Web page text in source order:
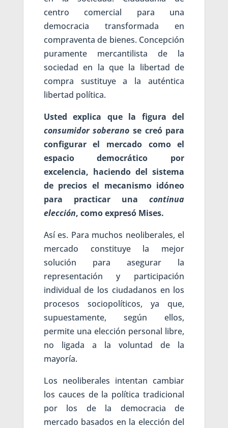
centro comercial para una
democracia transformada en
compraventa de bienes. Concepción
puramente mercantilista de la
sociedad en la que la libertad de
compra sustituye a la auténtica
libertad política.
Usted explica que la figura del
consumidor soberano se creó para
configurar el mercado como el
espacio democrático por
excelencia, haciendo del sistema
de precios el mecanismo idóneo
para practicar unacontinua
elección, como expresó Mises.
Así es. Para muchos neoliberales, el
mercado constituye la mejor
solución para asegurar la
representación y participación
individual de los ciudadanos en los
procesos sociopolíticos, ya que,
supuestamente, según ellos,
permite una elección personal libre,
no ligada a la voluntad de la
mayoría.
Los neoliberales intentan cambiar
los cauces de la política tradicional
por los de la democracia de
mercado basados en la elección del